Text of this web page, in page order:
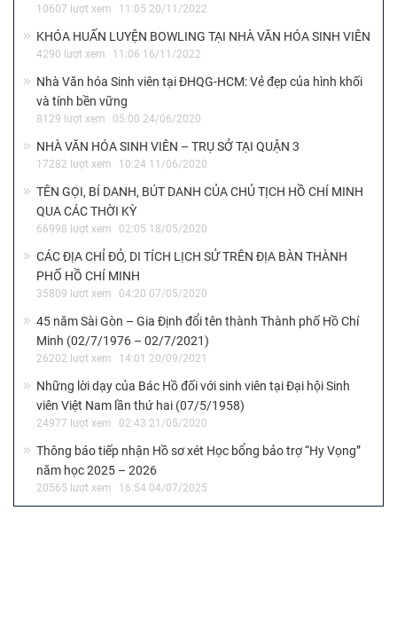
10607 lượt xem 11:05 20/11/2022
KHÓA HUẤN LUYỆN BOWLING TẠI NHÀ VĂN HÓA SINH VIÊN
4290 lượt xem 11:06 16/11/2022
Nhà Văn hóa Sinh viên tại ĐHQG-HCM: Vẻ đẹp của hình khối
và tính bền vững
8129 lượt xem 05:00 24/06/2020
NHÀ VĂN HÓA SINH VIÊN – TRỤ SỞ TẠI QUẬN 3
17282 lượt xem 10:24 11/06/2020
TÊN GỌI, BÍ DANH, BÚT DANH CỦA CHỦ TỊCH HỒ CHÍ MINH
QUA CÁC THỜI KỲ
66998 lượt xem 02:05 18/05/2020
CÁC ĐỊA CHỈ ĐỎ, DI TÍCH LỊCH SỬ TRÊN ĐỊA BÀN THÀNH
PHỐ HỒ CHÍ MINH
35809 lượt xem 04:20 07/05/2020
45 năm Sài Gòn – Gia Định đổi tên thành Thành phố Hồ Chí
Minh (02/7/1976 – 02/7/2021)
26202 lượt xem 14:01 20/09/2021
Những lời dạy của Bác Hồ đối với sinh viên tại Đại hội Sinh
viên Việt Nam lần thứ hai (07/5/1958)
24977 lượt xem 02:43 21/05/2020
Thông báo tiếp nhận Hồ sơ xét Học bổng bảo trợ “Hy Vọng”
năm học 2025 – 2026
20565 lượt xem 16:54 04/07/2025